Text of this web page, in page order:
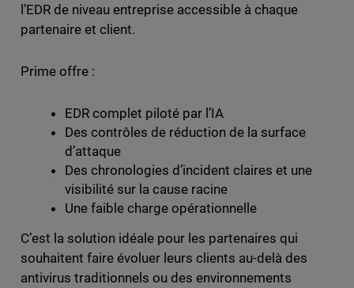
l’EDR de niveau entreprise accessible à chaque
partenaire et client.
Prime offre :
EDR complet piloté par l’IA
Des contrôles de réduction de la surface
d’attaque
Des chronologies d’incident claires et une
visibilité sur la cause racine
Une faible charge opérationnelle
C’est la solution idéale pour les partenaires qui
souhaitent faire évoluer leurs clients au-delà des
antivirus traditionnels ou des environnements